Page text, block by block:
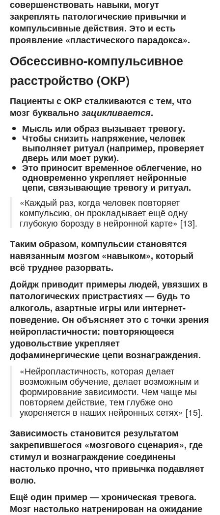
совершенствовать навыки, могут
закреплять патологические привычки и
компульсивные действия. Это и есть
проявление «пластического парадокса».
Обсессивно-компульсивное
расстройство (ОКР)
Пациенты с ОКР сталкиваются с тем, что
мозг буквальнозацикливается.
Мысль или образ вызывает тревогу.
Чтобы снизить напряжение, человек
выполняет ритуал (например, проверяет
дверь или моет руки).
Это приносит временное облегчение, но
одновременно укрепляет нейронные
цепи, связывающие тревогу и ритуал.
«Каждый раз, когда человек повторяет
компульсию, он прокладывает ещё одну
глубокую борозду в нейронной карте» [13].
Таким образом, компульсии становятся
навязанным мозгом «навыком», который
всё труднее разорвать.
Дойдж приводит примеры людей, увязших в
патологических пристрастиях — будь то
алкоголь, азартные игры или интернет-
поведение. Он объясняет это с точки зрения
нейропластичности: повторяющееся
удовольствие укрепляет
дофаминергические цепи вознаграждения.
«Нейропластичность, которая делает
возможным обучение, делает возможным и
формирование зависимости. Чем чаще мы
повторяем действие, тем глубже оно
укореняется в наших нейронных сетях» [15].
Зависимость становится результатом
закрепившегося «мозгового сценария», где
стимул и вознаграждение соединены
настолько прочно, что привычка подавляет
волю.
Ещё один пример — хроническая тревога.
Мозг настолько натренирован на ожидание